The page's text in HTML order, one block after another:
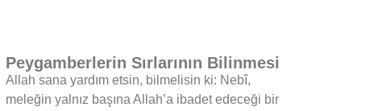
Peygamberlerin Sırlarının Bilinmesi
Allah sana yardım etsin, bilmelisin ki: Nebî,
meleğin yalnız başına Allah’a ibadet edeceği bir